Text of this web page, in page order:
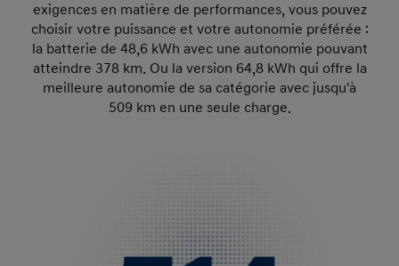
exigences en matière de performances, vous pouvez
choisir votre puissance et votre autonomie préférée :
la batterie de 48,6 kWh avec une autonomie pouvant
atteindre 378 km. Ou la version 64,8 kWh qui offre la
meilleure autonomie de sa catégorie avec jusqu'à
509 km en une seule charge.